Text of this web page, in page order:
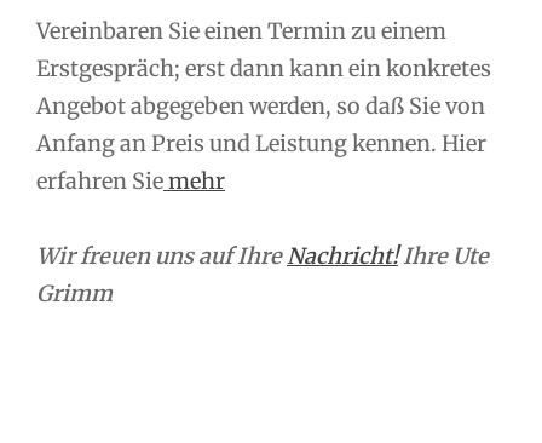
Vereinbaren Sie einen Termin zu einem
Erstgespräch; erst dann kann ein konkretes
Angebot abgegeben werden, so daß Sie von
Anfang an Preis und Leistung kennen. Hier
erfahren Siemehr
Wir freuen uns auf IhreNachricht!Ihre Ute
Grimm